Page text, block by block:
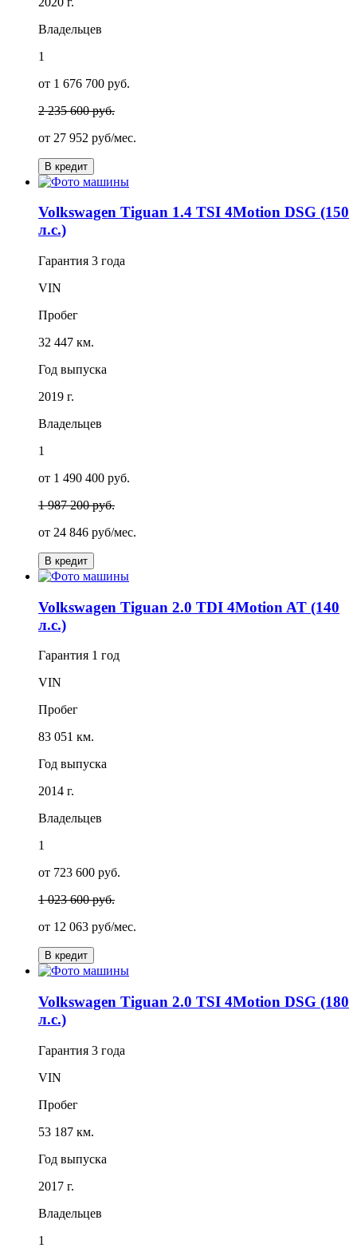
Владельцев
1
от 1 676 700 руб.
2 235 600 руб.
от 27 952 руб/мес.
В кредит
Volkswagen Tiguan 1.4 TSI 4Motion DSG (150
л.с.)
Гарантия 3 года
VIN
Пробег
32 447 км.
Год выпуска
2019 г.
Владельцев
1
от 1 490 400 руб.
1 987 200 руб.
от 24 846 руб/мес.
В кредит
Volkswagen Tiguan 2.0 TDI 4Motion AT (140
л.с.)
Гарантия 1 год
VIN
Пробег
83 051 км.
Год выпуска
2014 г.
Владельцев
1
от 723 600 руб.
1 023 600 руб.
от 12 063 руб/мес.
В кредит
Volkswagen Tiguan 2.0 TSI 4Motion DSG (180
л.с.)
Гарантия 3 года
VIN
Пробег
53 187 км.
Год выпуска
2017 г.
Владельцев
1